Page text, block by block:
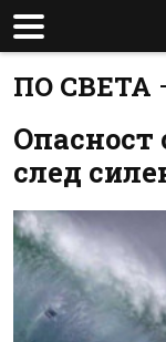
ПО СВЕТА
след